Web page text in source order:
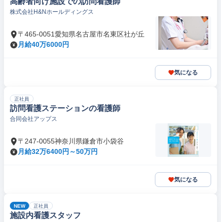
株式会社H&Nホールディングス
〒465-0051愛知県名古屋市名東区社が丘
月給40万6000円
気になる
正社員
訪問看護ステーションの看護師
合同会社アップス
〒247-0055神奈川県鎌倉市小袋谷
月給32万6400円～50万円
気になる
NEW 正社員
施設内看護スタッフ